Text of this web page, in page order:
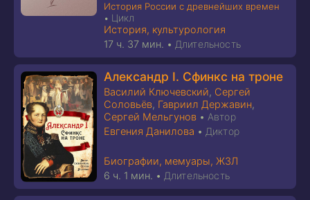
История России с древнейших времен
• Цикл
История, культурология
17 ч. 37 мин. • Длительность
Александр I. Сфинкс на троне
Василий Ключевский, Сергей
Соловьёв, Гавриил Державин,
Сергей Мельгунов • Автор
Евгения Данилова • Диктор
Биографии, мемуары, ЖЗЛ
6 ч. 1 мин. • Длительность